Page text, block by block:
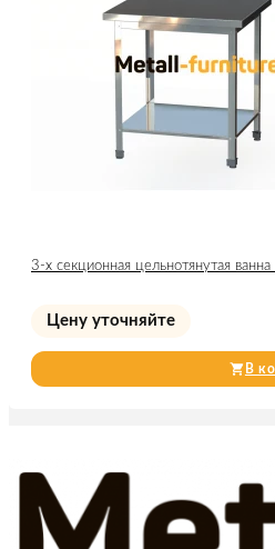
3-х секционная цельнотянутая
Цену уточняйте
В